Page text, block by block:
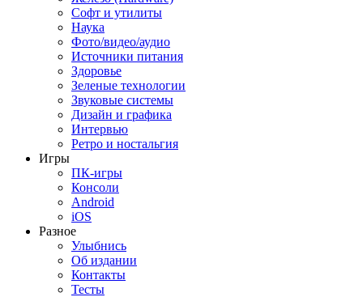
Софт и утилиты
Наука
Фото/видео/аудио
Источники питания
Здоровье
Зеленые технологии
Звуковые системы
Дизайн и графика
Интервью
Ретро и ностальгия
Игры
ПК-игры
Консоли
Android
iOS
Разное
Улыбнись
Об издании
Контакты
Тесты